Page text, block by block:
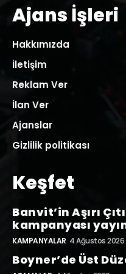
Ajans İşleri
Hakkımızda
İletişim
Reklam Ver
İlan Ver
Ajanslar
Gizlilik politikası
Keşfet
Banvit’in Aşırı
kampanyası
KAMPANYALAR 4 Ağustos 2026
Boyner’de Üst